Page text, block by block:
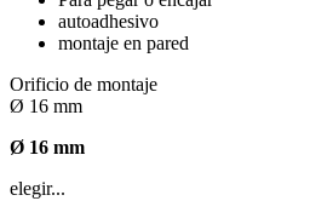
autoadhesivo
montaje en pared
Orificio de montaje
Ø 16 mm
Ø 16 mm
elegir...